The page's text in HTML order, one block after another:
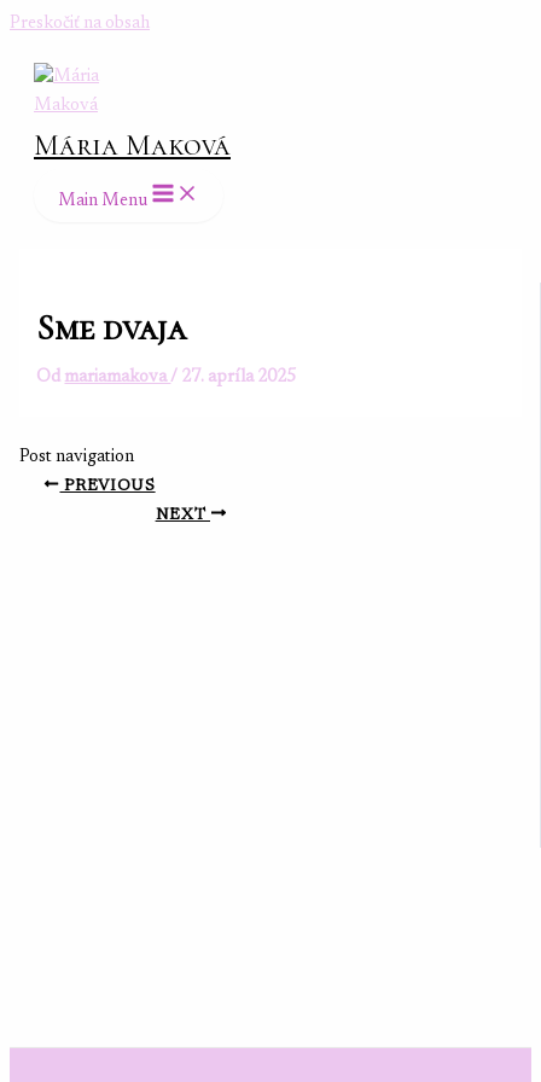
Preskočiť na obsah
Mária Maková
Main Menu
Sme dvaja
Od mariamakova/ 27. apríla 2025
Post navigation
PREVIOUS
NEXT